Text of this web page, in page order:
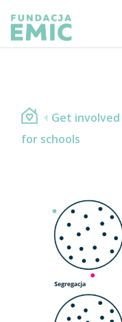
Get involved
for schools